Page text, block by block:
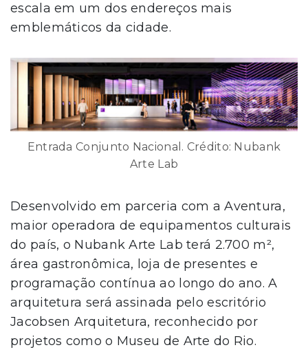
escala em um dos endereços mais
emblemáticos da cidade.
Entrada Conjunto Nacional. Crédito: Nubank
Arte Lab
Desenvolvido em parceria com a Aventura,
maior operadora de equipamentos culturais
do país, o Nubank Arte Lab terá 2.700 m²,
área gastronômica, loja de presentes e
programação contínua ao longo do ano. A
arquitetura será assinada pelo escritório
Jacobsen Arquitetura, reconhecido por
projetos como o Museu de Arte do Rio.